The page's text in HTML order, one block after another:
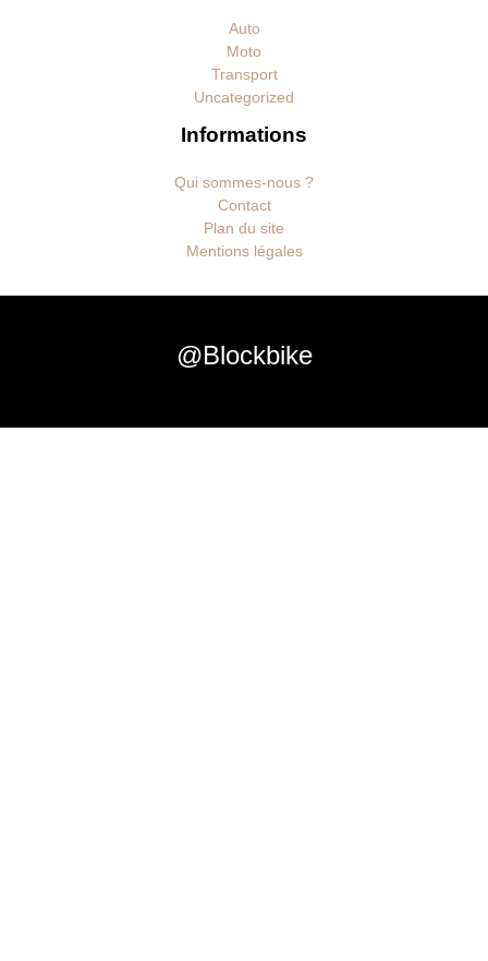
Auto
Moto
Transport
Uncategorized
Informations
Qui sommes-nous ?
Contact
Plan du site
Mentions légales
@Blockbike